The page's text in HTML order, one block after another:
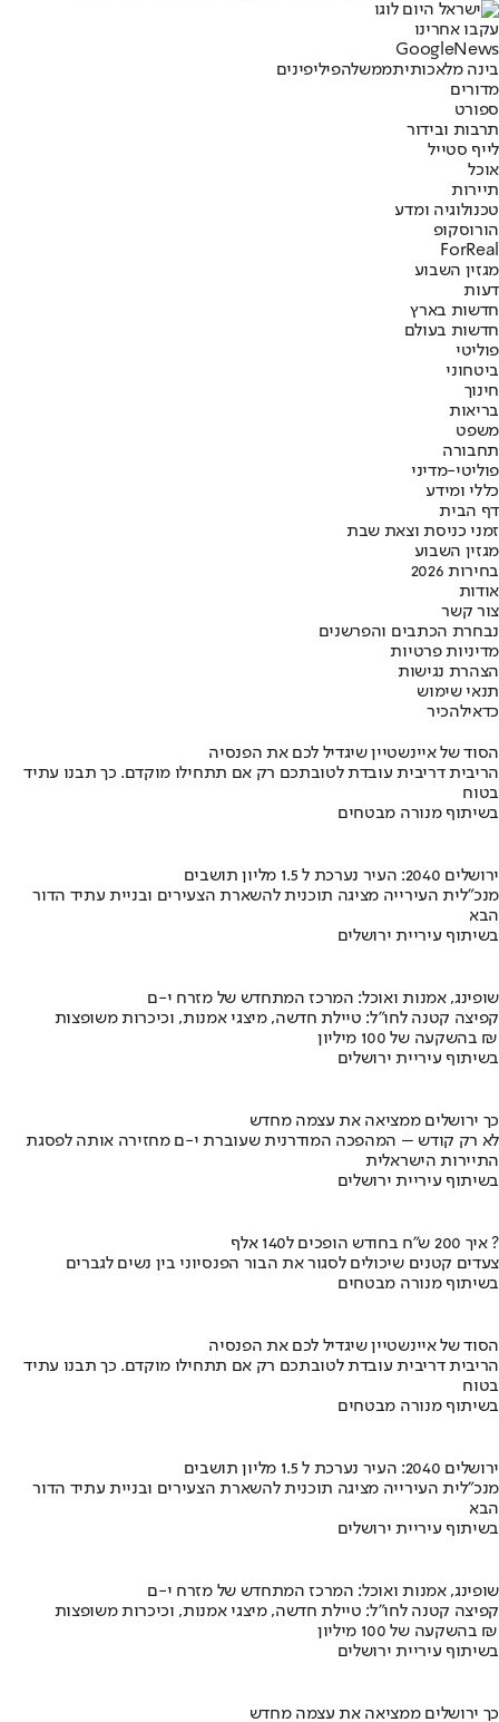
עקבו אחרינו
Googl eNews
בינה מלאכותיתממשלהפיליפינים
מדורים
ספורט
תרבות ובידור
לייף סטייל
אוכל
תיירות
טכנולוגיה ומדע
הורוסקופ
ForReal
מגזין השבוע
דעות
חדשות בארץ
חדשות בעולם
פוליטי
ביטחוני
חינוך
בריאות
משפט
תחבורה
פוליטי-מדיני
כללי ומידע
דף הבית
זמני כניסת וצאת שבת
מגזין השבוע
בחירות 2026
אודות
צור קשר
נבחרת הכתבים והפרשנים
מדיניות פרטיות
הצהרת נגישות
תנאי שימוש
כדאילהכיר
הסוד של איינשטיין שיגדיל לכם את הפנסיה
הריבית דריבית עובדת לטובתכם רק אם תתחילו מוקדם. כך תבנו עתיד
בטוח
בשיתוף מנורה מבטחים
ירושלים 2040: העיר נערכת ל 1.5 מליון תושבים
מנכ"לית העירייה מציגה תוכנית להשארת הצעירים ובניית עתיד הדור
הבא
בשיתוף עיריית ירושלים
שופינג, אמנות ואוכל: המרכז המתחדש של מזרח י-ם
קפיצה קטנה לחו"ל: טיילת חדשה, מיצגי אמנות, וכיכרות משופצות
בהשקעה של 100 מיליון ₪
בשיתוף עיריית ירושלים
כך ירושלים ממציאה את עצמה מחדש
לא רק קודש – המהפכה המודרנית שעוברת י-ם מחזירה אותה לפסגת
התיירות הישראלית
בשיתוף עיריית ירושלים
איך 200 ש"ח בחודש הופכים ל140 אלף ?
צעדים קטנים שיכולים לסגור את הבור הפנסיוני בין נשים לגברים
בשיתוף מנורה מבטחים
הסוד של איינשטיין שיגדיל לכם את הפנסיה
הריבית דריבית עובדת לטובתכם רק אם תתחילו מוקדם. כך תבנו עתיד
בטוח
בשיתוף מנורה מבטחים
ירושלים 2040: העיר נערכת ל 1.5 מליון תושבים
מנכ"לית העירייה מציגה תוכנית להשארת הצעירים ובניית עתיד הדור
הבא
בשיתוף עיריית ירושלים
שופינג, אמנות ואוכל: המרכז המתחדש של מזרח י-ם
קפיצה קטנה לחו"ל: טיילת חדשה, מיצגי אמנות, וכיכרות משופצות
בהשקעה של 100 מיליון ₪
בשיתוף עיריית ירושלים
כך ירושלים ממציאה את עצמה מחדש